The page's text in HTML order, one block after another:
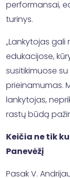
performansai,
turinys.
„Lankytojas
edukacijose,
susitikimuose
prieinamumas.
lankytojas,
rastų būdą
Keičia ne tik
Panevėžį
Pasak V.